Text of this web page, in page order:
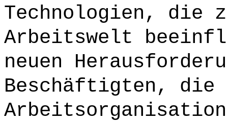
Technologien, die
Arbeitswelt
neuen
Beschäftigten, die